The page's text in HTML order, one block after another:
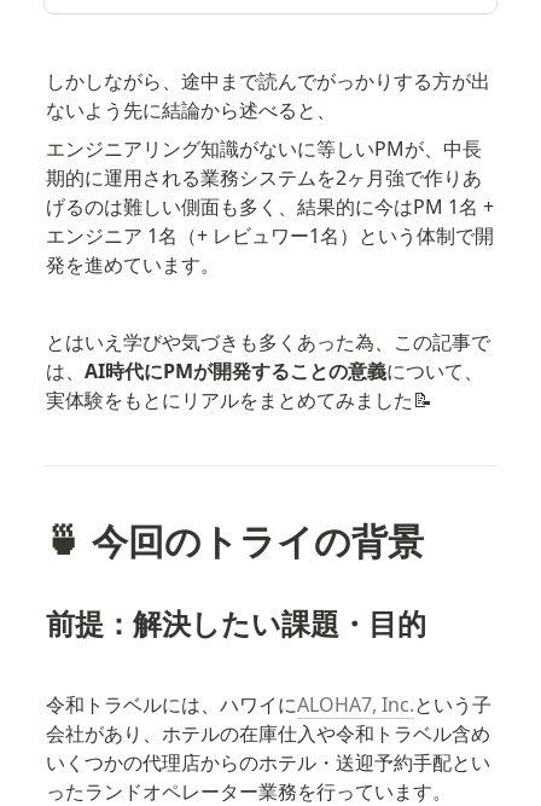
しかしながら、途中まで読んでがっかりする方が出
ないよう先に結論から述べると、
エンジニアリング知識がないに等しいPMが、中長
期的に運用される業務システムを2ヶ月強で作りあ
げるのは難しい側面も多く、結果的に今はPM 1名 +
エンジニア 1名（+ レビュワー1名）という体制で開
発を進めています。
とはいえ学びや気づきも多くあった為、この記事で
は、 AI時代にPMが開発することの意義について、
実体験をもとにリアルをまとめてみました📝
🍵 今回のトライの背景
前提：解決したい課題・目的
令和トラベルには、ハワイにALOHA7, Inc.という子
会社があり、ホテルの在庫仕入や令和トラベル含め
いくつかの代理店からのホテル・送迎予約手配とい
ったランドオペレーター業務を行っています。